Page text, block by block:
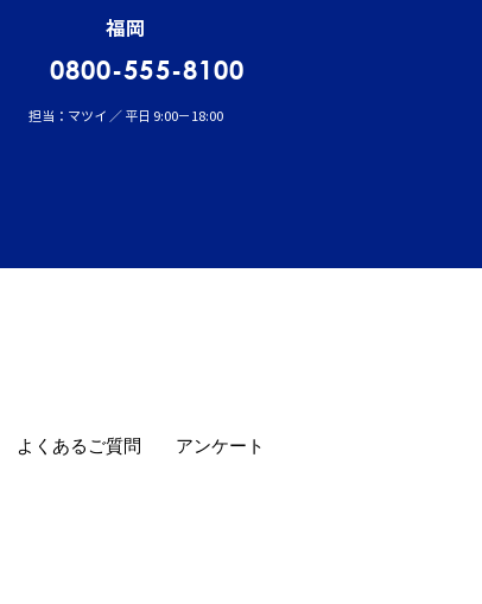
福岡
0800-555-8100
担当：マツイ ／ 平日 9:00－18:00
よくあるご質問 アンケート